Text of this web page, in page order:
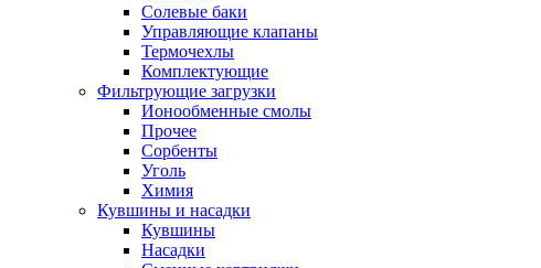
Солевые баки
Управляющие клапаны
Термочехлы
Комплектующие
Фильтрующие загрузки
Ионообменные смолы
Прочее
Сорбенты
Уголь
Химия
Кувшины и насадки
Кувшины
Насадки